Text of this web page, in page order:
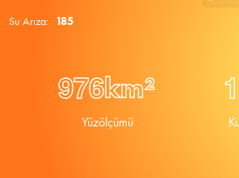
Su Arıza: 185
976km²
Yüzölçümü
1